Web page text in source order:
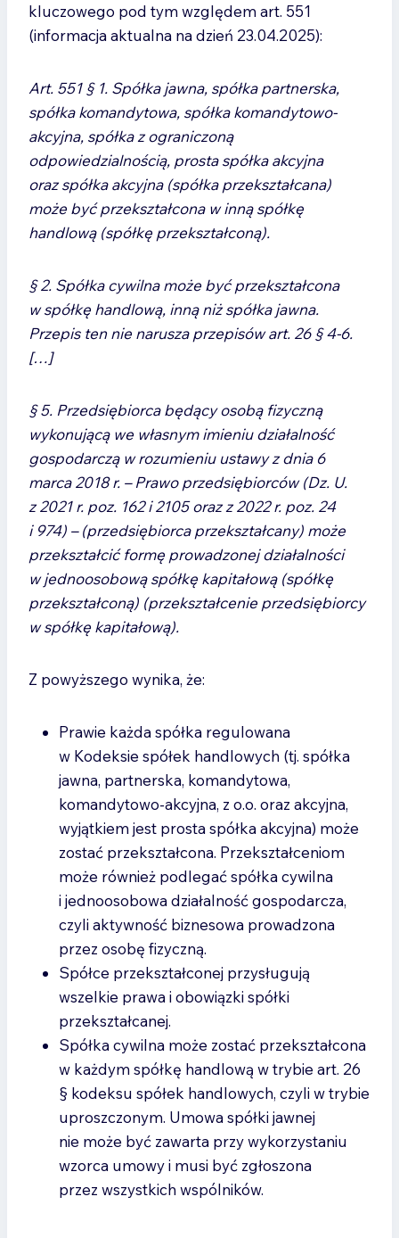
kluczowego pod tym względem art. 551
(informacja aktualna na dzień 23.04.2025):
Art. 551 § 1. Spółka jawna, spółka partnerska,
spółka komandytowa, spółka komandytowo-
akcyjna, spółka z ograniczoną
odpowiedzialnością, prosta spółka akcyjna
oraz spółka akcyjna (spółka przekształcana)
może być przekształcona w inną spółkę
handlową (spółkę przekształconą).
§ 2. Spółka cywilna może być przekształcona
w spółkę handlową, inną niż spółka jawna.
Przepis ten nie narusza przepisów art. 26 § 4-6.
[…]
§ 5. Przedsiębiorca będący osobą fizyczną
wykonującą we własnym imieniu działalność
gospodarczą w rozumieniu ustawy z dnia 6
marca 2018 r. – Prawo przedsiębiorców (Dz. U.
z 2021 r. poz. 162 i 2105 oraz z 2022 r. poz. 24
i 974) – (przedsiębiorca przekształcany) może
przekształcić formę prowadzonej działalności
w jednoosobową spółkę kapitałową (spółkę
przekształconą) (przekształcenie przedsiębiorcy
w spółkę kapitałową).
Z powyższego wynika, że:
Prawie każda spółka regulowana
w Kodeksie spółek handlowych (tj. spółka
jawna, partnerska, komandytowa,
komandytowo-akcyjna, z o.o. oraz akcyjna,
wyjątkiem jest prosta spółka akcyjna) może
zostać przekształcona. Przekształceniom
może również podlegać spółka cywilna
i jednoosobowa działalność gospodarcza,
czyli aktywność biznesowa prowadzona
przez osobę fizyczną.
Spółce przekształconej przysługują
wszelkie prawa i obowiązki spółki
przekształcanej.
Spółka cywilna może zostać przekształcona
w każdym spółkę handlową w trybie art. 26
§ kodeksu spółek handlowych, czyli w trybie
uproszczonym. Umowa spółki jawnej
nie może być zawarta przy wykorzystaniu
wzorca umowy i musi być zgłoszona
przez wszystkich wspólników.